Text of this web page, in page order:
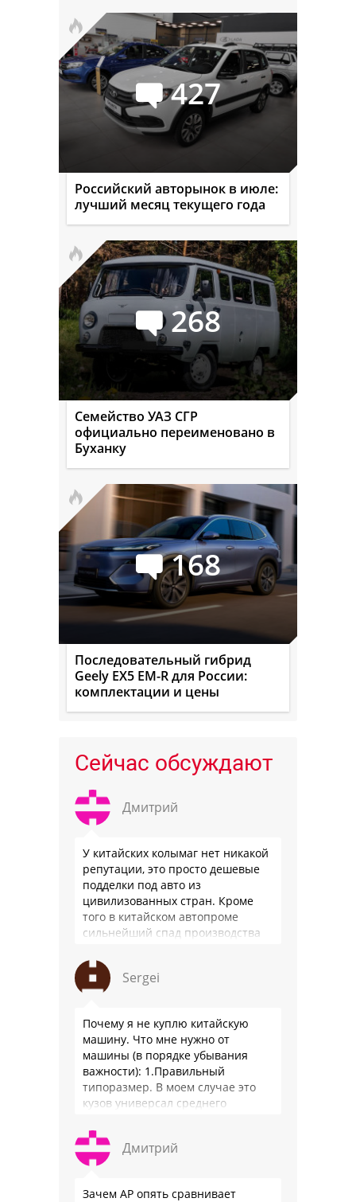
427
Российский авторынок в июле:
лучший месяц текущего года
268
Семейство УАЗ СГР
официально переименовано в
Буханку
168
Последовательный гибрид
Geely EX5 EM-R для России:
комплектации и цены
Сейчас обсуждают
Дмитрий
У китайских колымаг нет никакой
репутации, это просто дешевые
подделки под авто из
цивилизованных стран. Кроме
того в китайском автопроме
сильнейший спад производства
почти все китайские
производители работают …
Sergei
Почему я не куплю китайскую
машину. Что мне нужно от
машины (в порядке убывания
важности): 1.Правильный
типоразмер. В моем случае это
кузов универсал среднего
быть уверенным, что она меня
везде довезет и …
Дмитрий
Зачем АР опять сравнивает